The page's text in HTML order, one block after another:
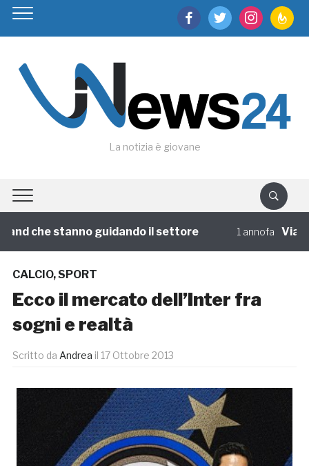
facebooktwitter instagram
La notizia è giovane
che stanno guidando il settore 1 annofa Viaggi
CALCIO,SPORT
Ecco il mercato dell’Inter fra
sogni e realtà
Scritto da Andrea il 17 Ottobre 2013